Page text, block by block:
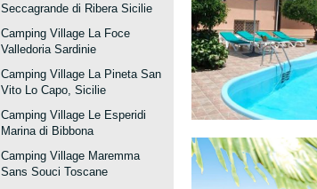
Seccagrande di Ribera Sicilie
Camping Village La Foce
Valledoria Sardinie
Camping Village La Pineta San
Vito Lo Capo, Sicilie
Camping Village Le Esperidi
Marina di Bibbona
Camping Village Maremma
Sans Souci Toscane